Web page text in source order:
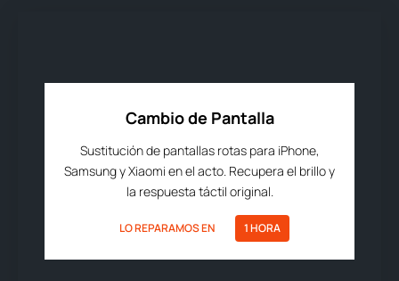
Cambio de Pantalla
Sustitución de pantallas rotas para iPhone,
Samsung y Xiaomi en el acto. Recupera el brillo y
la respuesta táctil original.
LO REPARAMOS EN 1 HORA